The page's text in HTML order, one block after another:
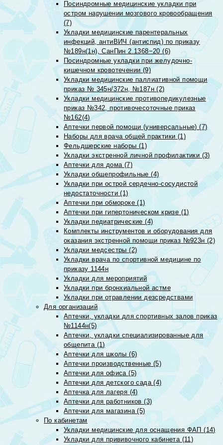
Посиндромные медицинские укладки при
остром нарушении мозгового кровообращения
(7)
Укладки медицинские парентеральных
инфекций, антиВИЧ (антиспид) по приказу
№189н(1н), СанПин 2.1368−20 (6)
Посиндромные укладки при желудочно-
кишечном кровотечении (9)
Укладки медицинские паллиативной помощи
приказ № 345н/372н, №187н (2)
Укладки медицинские противопедикулезные
приказ №342, противочесоточные приказ
№162(4)
Аптечки первой помощи (универсальные) (7)
Наборы для врача общей практики (1)
Фельдшерские наборы (1)
Укладки экстренной личной профилактики (3)
Аптечки для дома (7)
Укладки общепрофильные (4)
Укладки при острой сердечно-сосудистой
недостаточности (1)
Аптечки при обмороке (1)
Аптечки при гипертоническом кризе (1)
Укладки педиатрические (4)
Комплекты инструментов и оборудования для
оказания экстренной помощи приказ №923н (2)
Укладки медсестры (2)
Укладки врача по спортивной медицине по
приказу 1144н
Укладки для мероприятий
Укладки при бронхиальной астме
Укладки при отравлении дезсредствами
Для организаций
Аптечки, укладки для спортивных залов приказ
№1144н(5)
Аптечки, укладки специализированные для
общепита (1)
Аптечки для школы (6)
Аптечки производственные (5)
Аптечки для офиса (5)
Аптечки для детского сада (4)
Аптечка для лагеря (4)
Аптечки для работников (3)
Аптечки для магазина (5)
По кабинетам
Укладки медицинские для оснащения ФАП (14)
Укладки для прививочного кабинета (11)